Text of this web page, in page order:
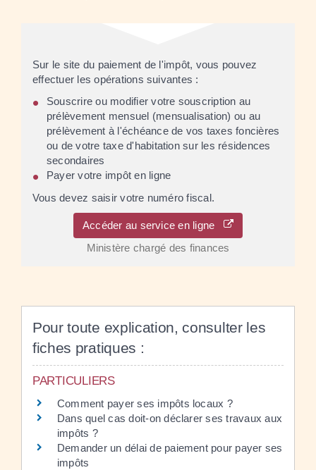
Sur le site du paiement de l'impôt, vous pouvez
effectuer les opérations suivantes :
Souscrire ou modifier votre souscription au
prélèvement mensuel (mensualisation) ou au
prélèvement à l'échéance de vos taxes foncières
ou de votre taxe d'habitation sur les résidences
secondaires
Payer votre impôt en ligne
Vous devez saisir votre numéro fiscal.
Accéder au service en ligne
Ministère chargé des finances
Pour toute explication, consulter les
fiches pratiques :
PARTICULIERS
Comment payer ses impôts locaux ?
Dans quel cas doit-on déclarer ses travaux aux
impôts ?
Demander un délai de paiement pour payer ses
impôts